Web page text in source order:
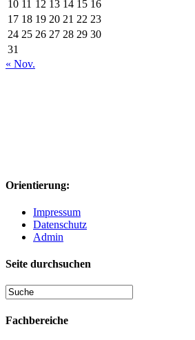
10 11 12 13 14 15 16
17 18 19 20 21 22 23
24 25 26 27 28 29 30
31
« Nov.
Orientierung:
Impressum
Datenschutz
Admin
Seite durchsuchen
Fachbereiche